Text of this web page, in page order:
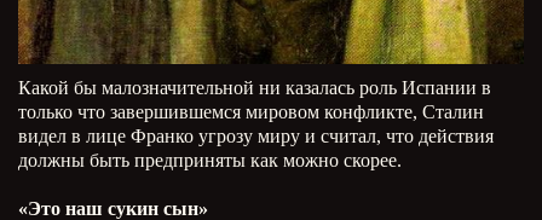
Какой бы малозначительной ни казалась роль Испании в
только что завершившемся мировом конфликте, Сталин
видел в лице Франко угрозу миру и считал, что действия
должны быть предприняты как можно скорее.
«Это наш сукин сын»